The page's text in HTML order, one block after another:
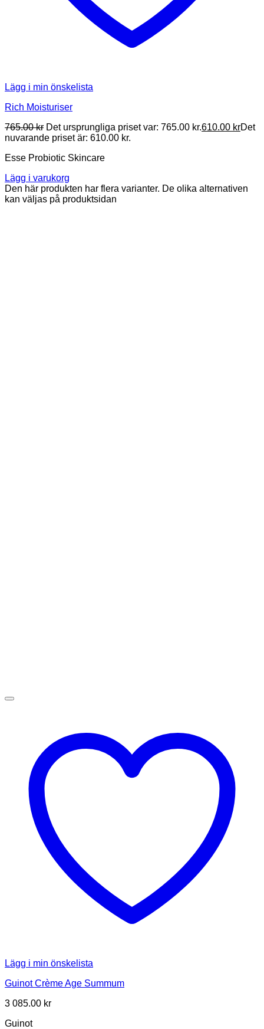
Lägg i min önskelista
Rich Moisturiser
765.00kr Det ursprungliga priset var: 765.00 kr.610.00 krDet
nuvarande priset är: 610.00 kr.
Esse Probiotic Skincare
Lägg i varukorg
Den här produkten har flera varianter. De olika alternativen
kan väljas på produktsidan
Lägg i min önskelista
Guinot Crème Age Summum
3 085.00 kr
Guinot